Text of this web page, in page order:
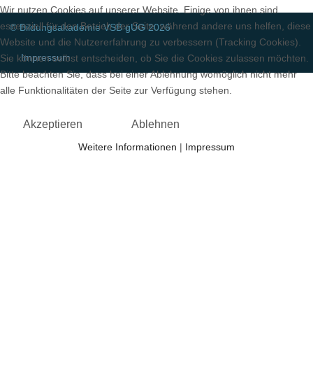
© Bildungsakademie VSB gUG 2026
Impressum
Wir nutzen Cookies auf unserer Website. Einige von ihnen sind
essenziell für den Betrieb der Seite, während andere uns helfen, diese
Website und die Nutzererfahrung zu verbessern (Tracking Cookies).
Sie können selbst entscheiden, ob Sie die Cookies zulassen möchten.
Bitte beachten Sie, dass bei einer Ablehnung womöglich nicht mehr
alle Funktionalitäten der Seite zur Verfügung stehen.
Akzeptieren Ablehnen
Weitere Informationen | Impressum